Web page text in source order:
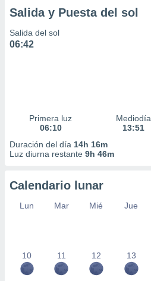
Salida y Puesta del sol
Salida del sol
06:42
Primera luz
06:10
Mediodía
13:51
Duración del día 14h 16m
Luz diurna restante 9h 46m
Calendario lunar
Lun Mar Mié Jue
10 11 12 13